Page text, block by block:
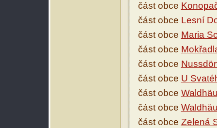
část obce
část obce Lesní
část obce Maria
část obce
část obce
část obce U
část obce
část obce
část obce Zelená